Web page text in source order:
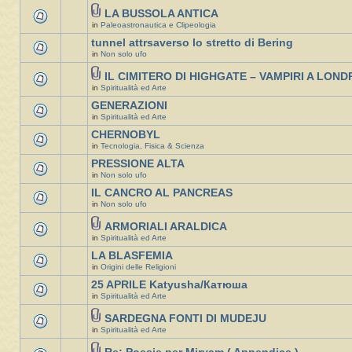
LA BUSSOLA ANTICA
in Paleoastronautica e Clipeologia
tunnel attrsaverso lo stretto di Bering
in Non solo ufo
IL CIMITERO DI HIGHGATE – VAMPIRI A
in Spiritualità ed Arte
GENERAZIONI
in Spiritualità ed Arte
CHERNOBYL
in Tecnologia, Fisica & Scienza
PRESSIONE ALTA
in Non solo ufo
IL CANCRO AL PANCREAS
in Non solo ufo
ARMORIALI ARALDICA
in Spiritualità ed Arte
LA BLASFEMIA
in Origini delle Religioni
25 APRILE Katyusha/Катюша
in Spiritualità ed Arte
SARDEGNA FONTI DI MUDEJU
in Spiritualità ed Arte